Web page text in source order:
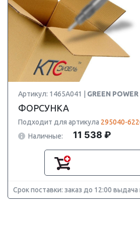
Артикул: 1465A041 | GREEN POWER
ФОРСУНКА
Подходит для артикула 295040-
Наличные:
11 538 ₽
Срок поставки: заказ до 12:00 выдача